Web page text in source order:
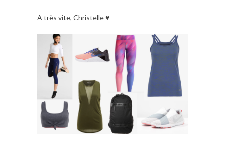
A très vite, Christelle ♥